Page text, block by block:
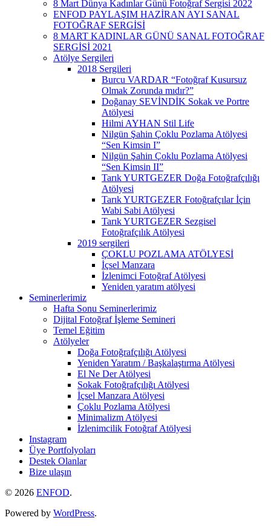
8 Mart Dünya Kadınlar Günü Fotoğraf Sergisi 2022
ENFOD PAYLAŞIM HAZİRAN AYI SANAL
FOTOĞRAF SERGİSİ
8 MART KADINLAR GÜNÜ SANAL FOTOĞRAF
SERGİSİ 2021
Atölye Sergileri
2018 Sergileri
Burcu VARDAR “Fotoğraf Kusursuz
Olmak Zorunda mıdır?”
Doğanay SEVİNDİK Sokak ve Portre
Atölyesi
Hilmi AYHAN Stil Life
Nilgün Şahin Çoklu Pozlama Atölyesi
“Sen Kimsin I”
Nilgün Şahin Çoklu Pozlama Atölyesi
“Sen Kimsin II”
Tarık YURTGEZER Doğa Fotoğrafçılığı
Atölyesi
Tarık YURTGEZER Fotoğrafçılar İçin
Wabi Sabi Atölyesi
Tarık YURTGEZER Sezgisel
Fotoğrafçılık Atölyesi
2019 sergileri
ÇOKLU POZLAMA ATÖLYESİ
İçsel Manzara
İzlenimci Fotoğraf Atölyesi
Yeniden yaratım atölyesi
Seminerlerimiz
Hafta Sonu Seminerlerimiz
Dijital Fotoğraf İşleme Semineri
Temel Eğitim
Atölyeler
Doğa Fotoğrafçılığı Atölyesi
Yeniden Yaratım / Başkalaştırma Atölyesi
El Ne Der Atölyesi
Sokak Fotoğrafçılığı Atölyesi
İçsel Manzara Atölyesi
Çoklu Pozlama Atölyesi
Minimalizm Atölyesi
İzlenimcilik Fotoğraf Atölyesi
Instagram
Üye Portfolyoları
Destek Olanlar
Bize ulaşın
© 2026 ENFOD.
Powered by WordPress.